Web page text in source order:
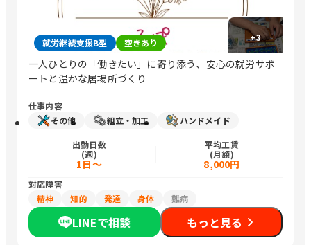
+3
就労継続支援B型 空きあり
一人ひとりの「働きたい」に寄り添う、安心の就労サポ
ートと温かな居場所づくり
仕事内容
その他
組立・加工 ハンドメイド
出勤日数
(週)
1日～
平均工賃
(月額)
8,000円
対応障害
精神
知的 発達 身体 難病
LINEで相談 もっと見る